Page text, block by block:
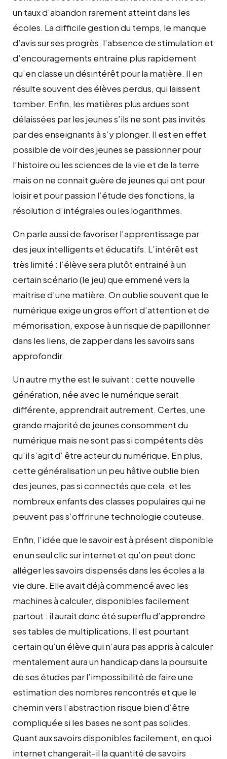
un taux d’abandon rarement atteint dans les
écoles. La difficile gestion du temps, le manque
d’avis sur ses progrès, l’absence de stimulation et
d’encouragements entraine plus rapidement
qu’en classe un désintérêt pour la matière. Il en
résulte souvent des élèves perdus, qui laissent
tomber. Enfin, les matières plus ardues sont
délaissées par les jeunes s’ils ne sont pas invités
par des enseignants à s’y plonger. Il est en effet
possible de voir des jeunes se passionner pour
l’histoire ou les sciences de la vie et de la terre
mais on ne connait guère de jeunes qui ont pour
loisir et pour passion l’étude des fonctions, la
résolution d’intégrales ou les logarithmes.
On parle aussi de favoriser l’apprentissage par
des jeux intelligents et éducatifs. L’intérêt est
très limité : l’élève sera plutôt entrainé à un
certain scénario (le jeu) que emmené vers la
maitrise d’une matière. On oublie souvent que le
numérique exige un gros effort d’attention et de
mémorisation, expose à un risque de papillonner
dans les liens, de zapper dans les savoirs sans
approfondir.
Un autre mythe est le suivant : cette nouvelle
génération, née avec le numérique serait
différente, apprendrait autrement. Certes, une
grande majorité de jeunes consomment du
numérique mais ne sont pas si compétents dès
qu’il s’agit d’ être acteur du numérique. En plus,
cette généralisation un peu hâtive oublie bien
des jeunes, pas si connectés que cela, et les
nombreux enfants des classes populaires qui ne
peuvent pas s’offrir une technologie couteuse.
Enfin, l’idée que le savoir est à présent disponible
en un seul clic sur internet et qu’on peut donc
alléger les savoirs dispensés dans les écoles a la
vie dure. Elle avait déjà commencé avec les
machines à calculer, disponibles facilement
partout : il aurait donc été superflu d’apprendre
ses tables de multiplications. Il est pourtant
certain qu’un élève qui n’aura pas appris à calculer
mentalement aura un handicap dans la poursuite
de ses études par l’impossibilité de faire une
estimation des nombres rencontrés et que le
chemin vers l’abstraction risque bien d’être
compliquée si les bases ne sont pas solides.
Quant aux savoirs disponibles facilement, en quoi
internet changerait-il la quantité de savoirs